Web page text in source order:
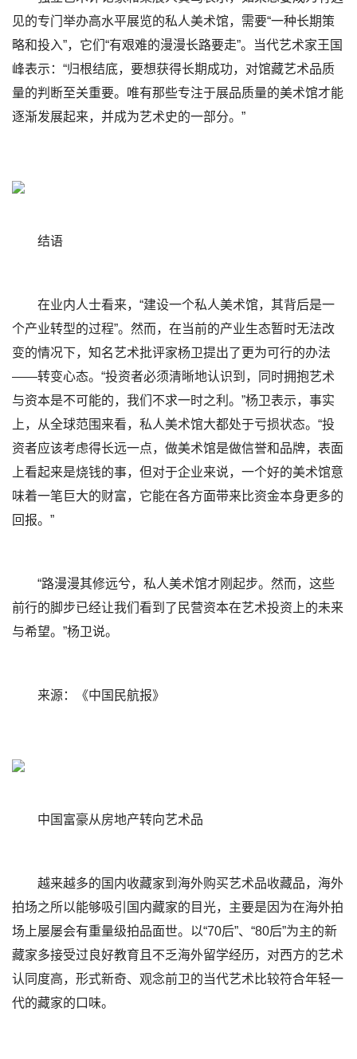
见的专门举办高水平展览的私人美术馆，需要“一种长期策
略和投入”，它们“有艰难的漫漫长路要走”。当代艺术家王国
峰表示：“归根结底，要想获得长期成功，对馆藏艺术品质
量的判断至关重要。唯有那些专注于展品质量的美术馆才能
逐渐发展起来，并成为艺术史的一部分。”
结语
在业内人士看来，“建设一个私人美术馆，其背后是一
个产业转型的过程”。然而，在当前的产业生态暂时无法改
变的情况下，知名艺术批评家杨卫提出了更为可行的办法
——转变心态。“投资者必须清晰地认识到，同时拥抱艺术
与资本是不可能的，我们不求一时之利。”杨卫表示，事实
上，从全球范围来看，私人美术馆大都处于亏损状态。“投
资者应该考虑得长远一点，做美术馆是做信誉和品牌，表面
上看起来是烧钱的事，但对于企业来说，一个好的美术馆意
味着一笔巨大的财富，它能在各方面带来比资金本身更多的
回报。”
“路漫漫其修远兮，私人美术馆才刚起步。然而，这些
前行的脚步已经让我们看到了民营资本在艺术投资上的未来
与希望。”杨卫说。
来源：《中国民航报》
中国富豪从房地产转向艺术品
越来越多的国内收藏家到海外购买艺术品收藏品，海外
拍场之所以能够吸引国内藏家的目光，主要是因为在海外拍
场上屡屡会有重量级拍品面世。以“70后”、“80后”为主的新
藏家多接受过良好教育且不乏海外留学经历，对西方的艺术
认同度高，形式新奇、观念前卫的当代艺术比较符合年轻一
代的藏家的口味。